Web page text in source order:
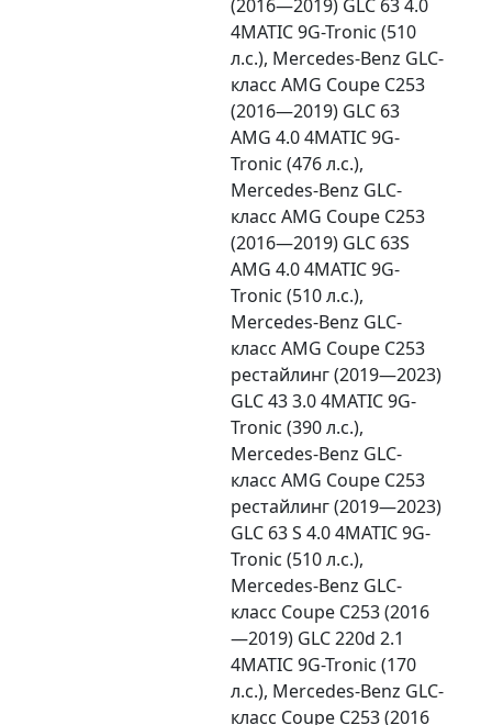
(2016—2019) GLC 63 4.0
4MATIC 9G-Tronic (510
л.с.), Mercedes-Benz GLC-
класс AMG Coupe C253
(2016—2019) GLC 63
AMG 4.0 4MATIC 9G-
Tronic (476 л.с.),
Mercedes-Benz GLC-
класс AMG Coupe C253
(2016—2019) GLC 63S
AMG 4.0 4MATIC 9G-
Tronic (510 л.с.),
Mercedes-Benz GLC-
класс AMG Coupe C253
рестайлинг (2019—2023)
GLC 43 3.0 4MATIC 9G-
Tronic (390 л.с.),
Mercedes-Benz GLC-
класс AMG Coupe C253
рестайлинг (2019—2023)
GLC 63 S 4.0 4MATIC 9G-
Tronic (510 л.с.),
Mercedes-Benz GLC-
класс Coupe C253 (2016
—2019) GLC 220d 2.1
4MATIC 9G-Tronic (170
л.с.), Mercedes-Benz GLC-
класс Coupe C253 (2016